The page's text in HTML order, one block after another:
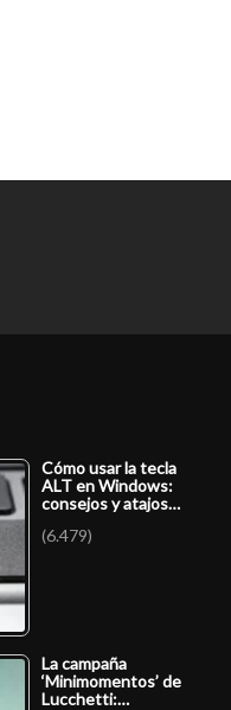
Cómo usar la tecla
ALT en Windows:
consejos y atajos…
(6.479)
La campaña
‘Minimomentos’ de
Lucchetti:…